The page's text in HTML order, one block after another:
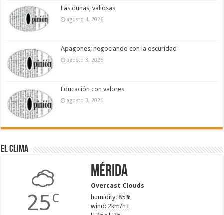
Las dunas, valiosas
agosto 4, 2026
Apagones; negociando con la oscuridad
agosto 3, 2026
Educación con valores
agosto 3, 2026
El Clima
25 C
Mérida
Overcast Clouds
humidity: 85%
wind: 2km/h E